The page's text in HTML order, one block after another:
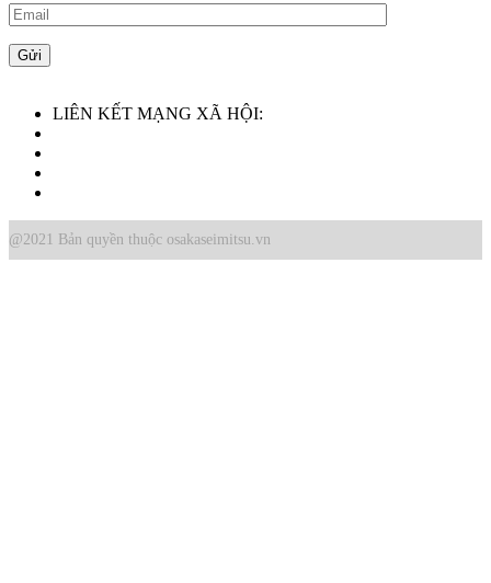
LIÊN KẾT MẠNG XÃ HỘI:
@2021 Bản quyền thuộc osakaseimitsu.vn